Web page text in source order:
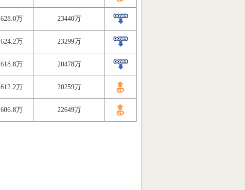
628.0万 23440万
624.2万 23299万
618.8万 20478万
612.2万 20259万
606.8万 22649万